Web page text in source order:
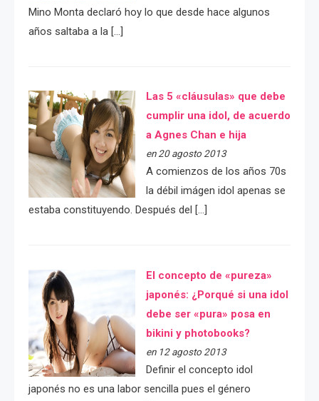
Mino Monta declaró hoy lo que desde hace algunos
años saltaba a la […]
Las 5 «cláusulas» que debe
cumplir una idol, de acuerdo
a Agnes Chan e hija
en 20 agosto 2013
A comienzos de los años 70s
la débil imágen idol apenas se
estaba constituyendo. Después del […]
El concepto de «pureza»
japonés: ¿Porqué si una idol
debe ser «pura» posa en
bikini y photobooks?
en 12 agosto 2013
Definir el concepto idol
japonés no es una labor sencilla pues el género